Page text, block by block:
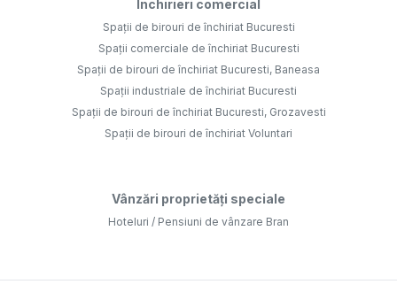
Închirieri comercial
Spații de birouri de închiriat Bucuresti
Spații comerciale de închiriat Bucuresti
Spații de birouri de închiriat Bucuresti, Baneasa
Spații industriale de închiriat Bucuresti
Spații de birouri de închiriat Bucuresti, Grozavesti
Spații de birouri de închiriat Voluntari
Vânzări proprietăți speciale
Hoteluri / Pensiuni de vânzare Bran